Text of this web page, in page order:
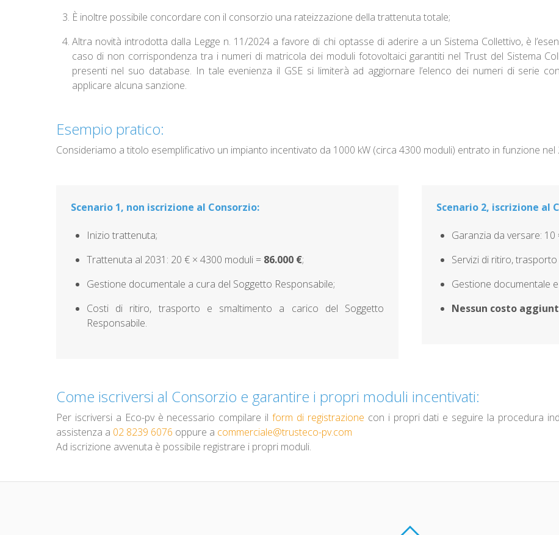
È inoltre possibile concordare con il consorzio una rateizzazione della trattenuta totale;
Altra novità introdotta dalla Legge n. 11/2024 a favore di chi optasse di aderire a un Sistema Collettivo, è
caso di non corrispondenza tra i numeri di matricola dei moduli fotovoltaici garantiti nel Trust del Sistema
presenti nel suo database. In tale evenienza il GSE si limiterà ad aggiornare l’elenco dei numeri di serie
applicare alcuna sanzione.
Esempio pratico:
Consideriamo a titolo esemplificativo un impianto incentivato da 1000 kW (circa 4300 moduli) entrato in funzione nel
Scenario 1, non iscrizione al Consorzio:
Inizio trattenuta;
Trattenuta al 2031: 20 € × 4300 moduli = 86.000 €;
Gestione documentale a cura del Soggetto Responsabile;
Costi di ritiro, trasporto e smaltimento a carico del Soggetto
Responsabile.
Scenario 2, iscrizione al
Garanzia da versare:
Servizi di ritiro,
Gestione documentale
Nessun costo
Come iscriversi al Consorzio e garantire i propri moduli incentivati:
Per iscriversi a Eco-pv è necessario compilare ilform di registrazione con i propri dati e seguire la procedura
assistenza a 02 8239 6076 oppure a commerciale@trusteco-pv.com
Ad iscrizione avvenuta è possibile registrare i propri moduli.